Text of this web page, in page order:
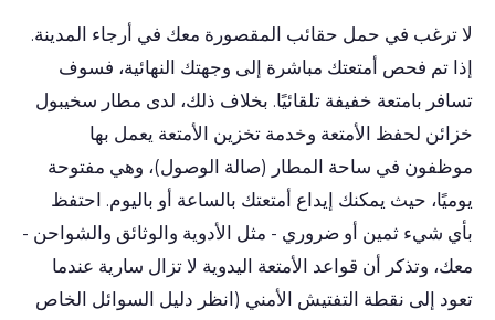
لا ترغب في حمل حقائب المقصورة معك في أرجاء المدينة.
إذا تم فحص أمتعتك مباشرة إلى وجهتك النهائية، فسوف
تسافر بامتعة خفيفة تلقائيًا. بخلاف ذلك، لدى مطار سخيبول
خزائن لحفظ الأمتعة وخدمة تخزين الأمتعة يعمل بها
موظفون في ساحة المطار (صالة الوصول)، وهي مفتوحة
يوميًا، حيث يمكنك إيداع أمتعتك بالساعة أو باليوم. احتفظ
بأي شيء ثمين أو ضروري - مثل الأدوية والوثائق والشواحن -
معك، وتذكر أن قواعد الأمتعة اليدوية لا تزال سارية عندما
تعود إلى نقطة التفتيش الأمني (انظر دليل السوائل الخاص